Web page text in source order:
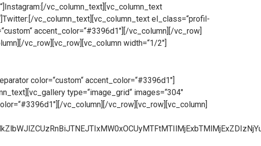
vc_column_text][vc_column_text
vc_column_text][vc_column_text el_class=“profil-
accent_color=“#3396d1″][/vc_column][/vc_row]
vc_row][vc_row][vc_column width=“1/2″]
color=“custom“ accent_color=“#3396d1″]
type=“image_grid“ images=“304″
vc_column][/vc_row][vc_row][vc_column]